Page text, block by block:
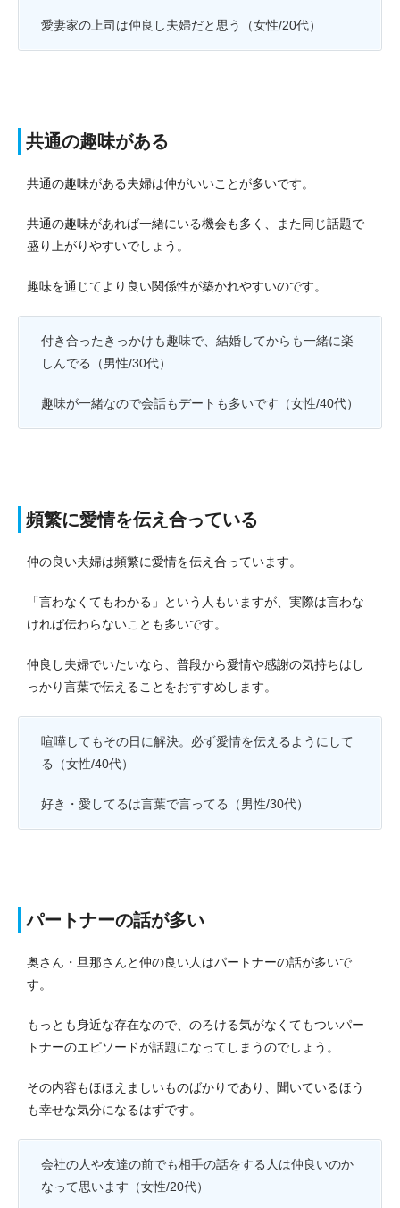
愛妻家の上司は仲良し夫婦だと思う（女性/20代）
共通の趣味がある
共通の趣味がある夫婦は仲がいいことが多いです。
共通の趣味があれば一緒にいる機会も多く、また同じ話題で
盛り上がりやすいでしょう。
趣味を通じてより良い関係性が築かれやすいのです。
付き合ったきっかけも趣味で、結婚してからも一緒に楽
しんでる（男性/30代）
趣味が一緒なので会話もデートも多いです（女性/40代）
頻繁に愛情を伝え合っている
仲の良い夫婦は頻繁に愛情を伝え合っています。
「言わなくてもわかる」という人もいますが、実際は言わな
ければ伝わらないことも多いです。
仲良し夫婦でいたいなら、普段から愛情や感謝の気持ちはし
っかり言葉で伝えることをおすすめします。
喧嘩してもその日に解決。必ず愛情を伝えるようにして
る（女性/40代）
好き・愛してるは言葉で言ってる（男性/30代）
パートナーの話が多い
奥さん・旦那さんと仲の良い人はパートナーの話が多いで
す。
もっとも身近な存在なので、のろける気がなくてもついパー
トナーのエピソードが話題になってしまうのでしょう。
その内容もほほえましいものばかりであり、聞いているほう
も幸せな気分になるはずです。
会社の人や友達の前でも相手の話をする人は仲良いのか
なって思います（女性/20代）